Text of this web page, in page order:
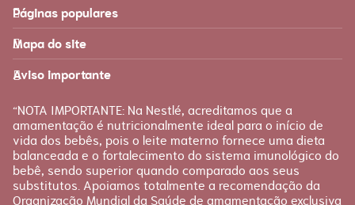
Páginas populares
Feito para você Materna
FAQ
Fale conosco
Mapa do site
Produtos
Loja Nestlé FamilyNes
Produtos Materna
Recursos
Etapas
Gravidez
Planejamento
Pós-parto
Aviso importante
“NOTA IMPORTANTE: Na Nestlé, acreditamos que a
amamentação é nutricionalmente ideal para o início de
vida dos bebês, pois o leite materno fornece uma dieta
balanceada e o fortalecimento do sistema imunológico do
bebê, sendo superior quando comparado aos seus
substitutos. Apoiamos totalmente a recomendação da
Organização Mundial da Saúde de amamentação exclusiva